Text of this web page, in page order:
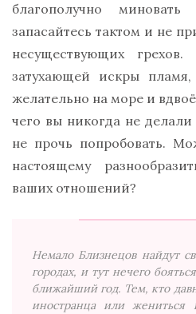
благополучно миновать
запасайтесь тактом и не
несуществующих
затухающей искры
желательно на море и
чего вы никогда не
не прочь попробовать.
настоящему
ваших отношений?
Немало Близнецов найдут
городах, и тут нечего
ближайший год. Тем, кто
иностранца или жениться